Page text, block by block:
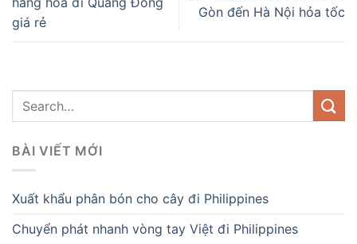
giá rẻ
Gòn đến Hà Nội hỏa tốc
BÀI VIẾT MỚI
Xuất khẩu phân bón cho cây đi Philippines
Chuyển phát nhanh vòng tay Việt đi Philippines